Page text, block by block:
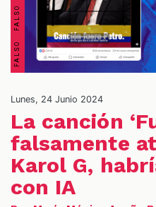
Lunes, 24 Junio 2024
La canción
falsamente
Karol G,
con IA